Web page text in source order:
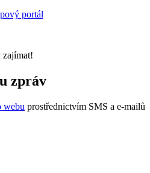
portál
zajímat!
zpráv
webu prostřednictvím SMS a e-mailů